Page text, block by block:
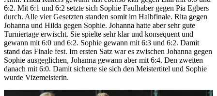
6:2. Mit 6:1 und 6:2 setzte sich Sophie Faulhaber gegen Pia Egbers
durch. Alle vier Gesetzten standen somit im Halbfinale. Rita gegen
Johanna und Hilda gegen Sophie. Johanna hatte aber sehr gute
Turniertage erwischt. Sie spielte sehr klar und konsequent und
gewann mit 6:0 und 6:2. Sophie gewann mit 6:3 und 6:2. Damit
stand das Finale fest. Im ersten Satz war es zwischen Johanna gegen
Sophie ausgeglichen, Johanna gewann aber mit 6:4. Den zweiten
danach mit 6:0. Damit sicherte sie sich den Meistertitel und Sophie
wurde Vizemeisterin.